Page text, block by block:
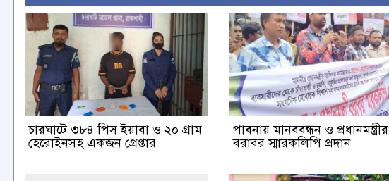
চারঘাটে ৩৮৪ পিস ইয়াবা ও ২০ গ্রাম
হেরোইনসহ একজন গ্রেপ্তার
পাবনায় মানববন্ধন ও প্রধানমন্ত্রীর
বরাবর স্মারকলিপি প্রদান